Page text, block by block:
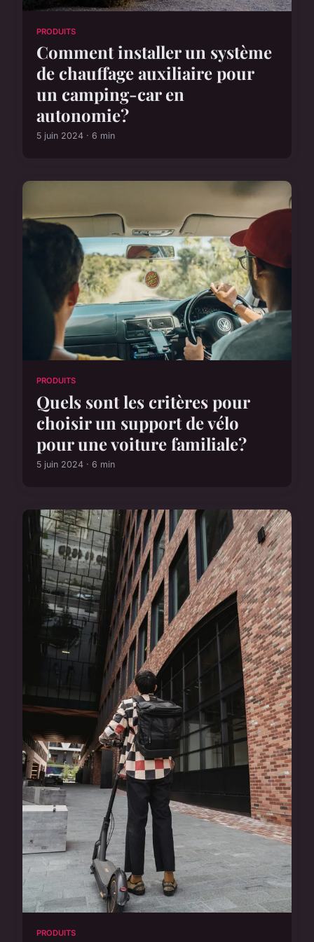
PRODUITS
Comment installer un système
de chauffage auxiliaire pour
un camping-car en
autonomie?
5 juin 2024 · 6 min
PRODUITS
Quels sont les critères pour
choisir un support de vélo
pour une voiture familiale?
5 juin 2024 · 6 min
PRODUITS